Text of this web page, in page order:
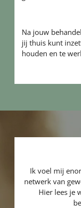
Na jouw
jij thuis kunt
houden en te
Ik voel mij
netwerk van
Hier lees je